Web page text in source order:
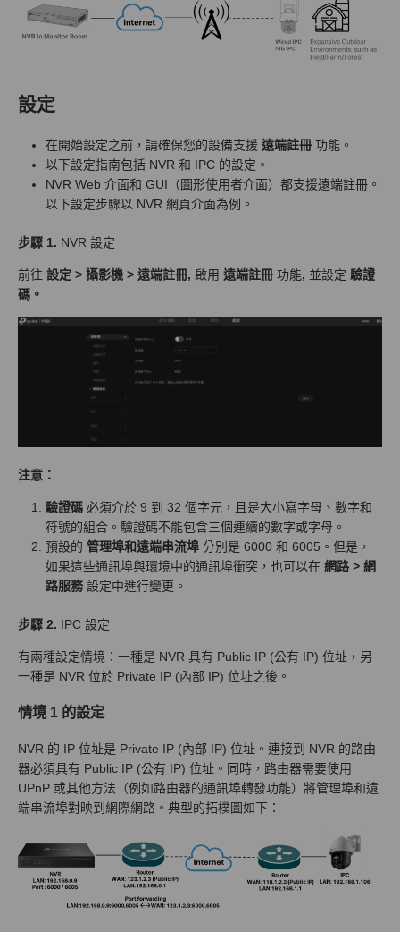
設定
在開始設定之前，請確保您的設備支援 遠端註冊功能。
以下設定指南包括 NVR 和 IPC 的設定。
NVR Web 介面和 GUI（圖形使用者介面）都支援遠端註冊。
以下設定步驟以 NVR 網頁介面為例。
步驟 1. NVR 設定
前往 設定 > 攝影機 > 遠端註冊, 啟用 遠端註冊 功能, 並設定 驗證
碼。
注意：
驗證碼必須介於 9 到 32 個字元，且是大小寫字母、數字和
符號的組合。驗證碼不能包含三個連續的數字或字母。
預設的 管理埠和遠端串流埠分別是 6000 和 6005。但是，
如果這些通訊埠與環境中的通訊埠衝突，也可以在 網路 > 網
路服務 設定中進行變更。
步驟 2. IPC 設定
有兩種設定情境：一種是 NVR 具有 Public IP (公有 IP) 位址，另
一種是 NVR 位於 Private IP (內部 IP) 位址之後。
情境 1 的設定
NVR 的 IP 位址是 Private IP (內部 IP) 位址。連接到 NVR 的路由
器必須具有 Public IP (公有 IP) 位址。同時，路由器需要使用
UPnP 或其他方法（例如路由器的通訊埠轉發功能）將管理埠和遠
端串流埠對映到網際網路。典型的拓樸圖如下：